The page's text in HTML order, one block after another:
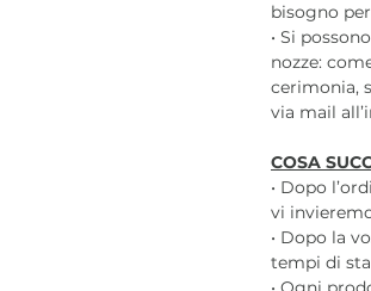
bisogno
• Si
nozze:
cerimonia,
via mail
COSA
• Dopo
vi
• Dopo la
tempi di